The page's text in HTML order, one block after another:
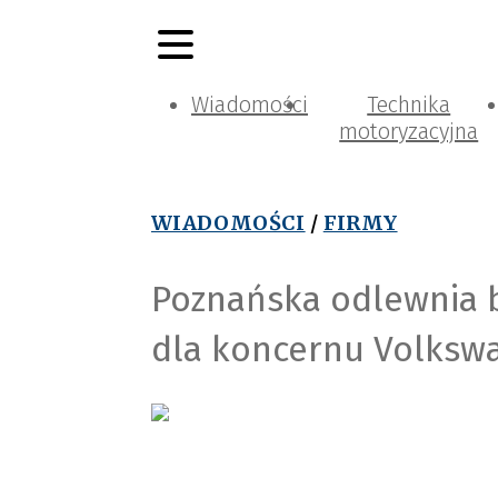
Wiadomości
Technika
motoryzacyjna
WIADOMOŚCI / FIRMY
Poznańska
dla koncernu